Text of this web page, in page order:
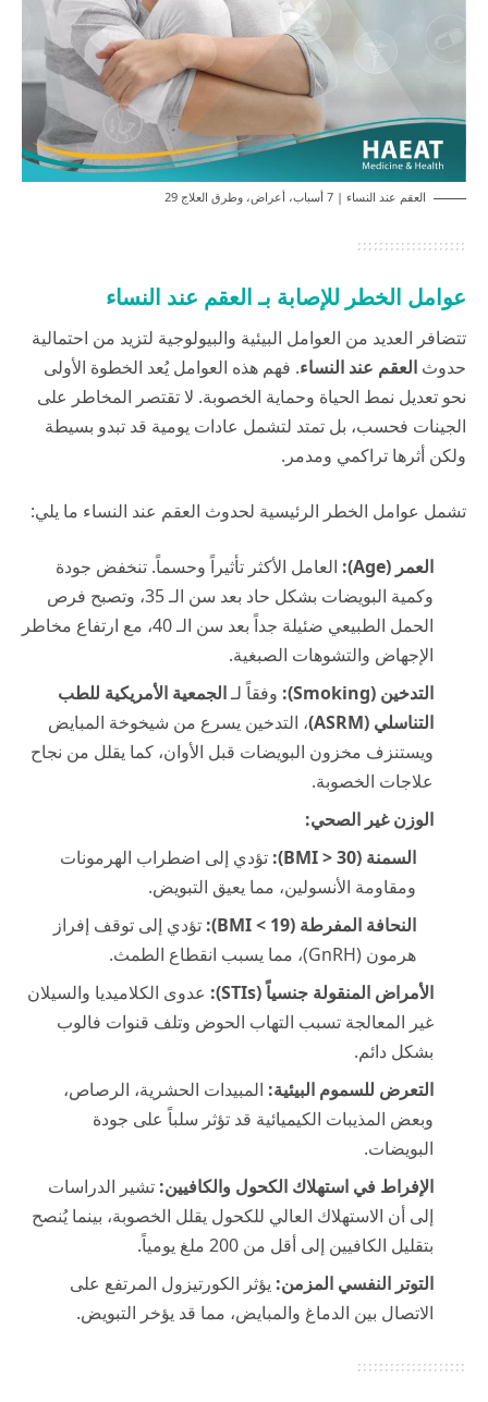
العقم عند النساء | 7 أسباب، أعراض، وطرق العلاج 29
عوامل الخطر للإصابة بـ العقم عند النساء
تتضافر العديد من العوامل البيئية والبيولوجية لتزيد من احتمالية
حدوث العقم عند النساء. فهم هذه العوامل يُعد الخطوة الأولى
نحو تعديل نمط الحياة وحماية الخصوبة. لا تقتصر المخاطر على
الجينات فحسب، بل تمتد لتشمل عادات يومية قد تبدو بسيطة
ولكن أثرها تراكمي ومدمر.
تشمل عوامل الخطر الرئيسية لحدوث العقم عند النساء ما يلي:
العمر (Age):
العامل الأكثر تأثيراً وحسماً. تنخفض جودة
وكمية البويضات بشكل حاد بعد سن الـ 35، وتصبح فرص
الحمل الطبيعي ضئيلة جداً بعد سن الـ 40، مع ارتفاع مخاطر
الإجهاض والتشوهات الصبغية.
التدخين (Smoking):
وفقاً لـالجمعية الأمريكية للطب
التناسلي (ASRM)
، التدخين يسرع من شيخوخة المبايض
ويستنزف مخزون البويضات قبل الأوان، كما يقلل من نجاح
علاجات الخصوبة.
الوزن غير الصحي:
السمنة (BMI > 30):
تؤدي إلى اضطراب الهرمونات
ومقاومة الأنسولين، مما يعيق التبويض.
النحافة المفرطة (BMI < 19):
تؤدي إلى توقف إفراز
هرمون (GnRH)، مما يسبب انقطاع الطمث.
الأمراض المنقولة جنسياً (STIs):
عدوى الكلاميديا والسيلان
غير المعالجة تسبب التهاب الحوض وتلف قنوات فالوب
بشكل دائم.
التعرض للسموم البيئية: المبيدات الحشرية، الرصاص،
وبعض المذيبات الكيميائية قد تؤثر سلباً على جودة
البويضات.
الإفراط في استهلاك الكحول والكافيين: تشير الدراسات
إلى أن الاستهلاك العالي للكحول يقلل الخصوبة، بينما يُنصح
بتقليل الكافيين إلى أقل من 200 ملغ يومياً.
التوتر النفسي المزمن: يؤثر الكورتيزول المرتفع على
الاتصال بين الدماغ والمبايض، مما قد يؤخر التبويض.